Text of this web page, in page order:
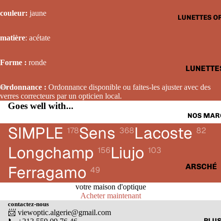
LUNETTES
HOMME
FEMME
NOS
ARSCHÉ
CARTIER
couleur: jaune
matière: acétate
Forme : ronde
Ordonnance : Ordonnance disponible ou faites-les ajuster avec des
verres correcteurs par un opticien local.
Goes well with...
SIMPLE 178Sens 368Lacoste 82
Longchamp 156Liujo 103
Ferragamo 49
votre maison d'optique
Acheter maintenant
contactez-nous
📨 viewoptic.algerie@gmail.com